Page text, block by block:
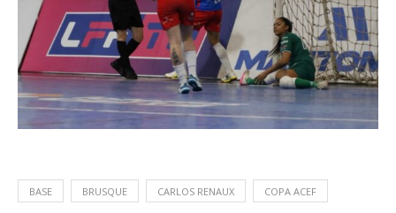
BASE BRUSQUE CARLOS RENAUX COPA ACEF